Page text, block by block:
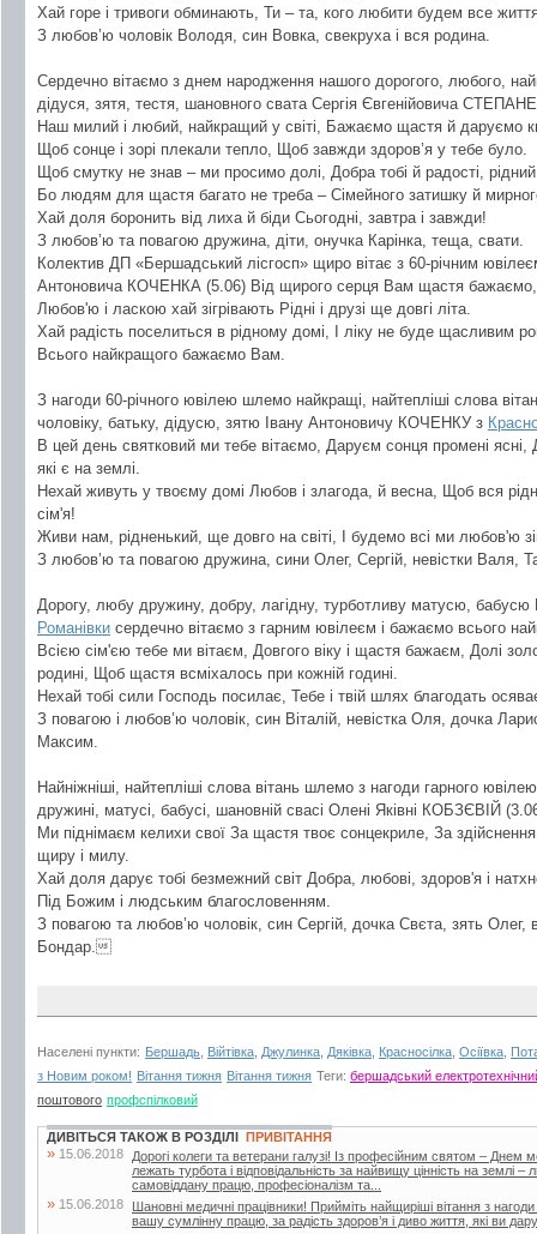
Хай горе і тривоги обминають, Ти – та, кого любити будем все
З любов’ю чоловік Володя, син Вовка, свекруха і вся родина.
Сердечно вітаємо з днем народження нашого дорогого, любого,
дідуся, зятя, тестя, шановного свата Сергія Євгенійовича
Наш милий і любий, найкращий у світі, Бажаємо щастя й даруємо
Щоб сонце і зорі плекали тепло, Щоб завжди здоров’я у тебе було.
Щоб смутку не знав – ми просимо долі, Добра тобі й радості,
Бо людям для щастя багато не треба – Сімейного затишку й
Хай доля боронить від лиха й біди Сьогодні, завтра і завжди!
З любов’ю та повагою дружина, діти, онучка Карінка, теща, свати.
Колектив ДП «Бершадський лісгосп» щиро вітає з 60-річним
Антоновича КОЧЕНКА (5.06) Від щирого серця Вам щастя бажаємо,
Любов'ю і ласкою хай зігрівають Рідні і друзі ще довгі літа.
Хай радість поселиться в рідному домі, І ліку не буде щасливим
Всього найкращого бажаємо Вам.
З нагоди 60-річного ювілею шлемо найкращі, найтепліші слова
чоловіку, батьку, дідусю, зятю Івану Антоновичу КОЧЕНКУ з
В цей день святковий ми тебе вітаємо, Даруєм сонця промені ясні,
які є на землі.
Нехай живуть у твоєму домі Любов і злагода, й весна, Щоб вся
сім'я!
Живи нам, рідненький, ще довго на світі, І будемо всі ми любов'ю
З любов’ю та повагою дружина, сини Олег, Сергій, невістки Валя,
Дорогу, любу дружину, добру, лагідну, турботливу матусю,
Романівки сердечно вітаємо з гарним ювілеєм і бажаємо всього
Всією сім'єю тебе ми вітаєм, Довгого віку і щастя бажаєм, Долі
родині, Щоб щастя всміхалось при кожній годині.
Нехай тобі сили Господь посилає, Тебе і твій шлях благодать
З повагою і любов’ю чоловік, син Віталій, невістка Оля, дочка
Максим.
Найніжніші, найтепліші слова вітань шлемо з нагоди гарного
дружині, матусі, бабусі, шановній свасі Олені Яківні КОБЗЄВІЙ
Ми піднімаєм келихи свої За щастя твоє сонцекриле, За
щиру і милу.
Хай доля дарує тобі безмежний світ Добра, любові, здоров'я і
Під Божим і людським благословенням.
З повагою та любов’ю чоловік, син Сергій, дочка Свєта, зять Олег,
Бондар.
Населені пункти: Бершадь Війтівка Джулинка Дяківка Красносілка Осіївка
з Новим роком! Вітання тижня Вітання тижня Теги: бершадський
поштового профспілковий
ДИВІТЬСЯ ТАКОЖ В РОЗДІЛІ ПРИВІТАННЯ
» 15.06.2018
Дорогі колеги та ветерани галузі! Із професійним святом –
лежать турбота і відповідальність за найвищу цінність на землі
самовіддану працю, професіоналізм та...
» 15.06.2018
Шановні медичні працівники! Прийміть найщиріші вітання з
вашу сумлінну працю, за радість здоров’я і диво життя, які ви